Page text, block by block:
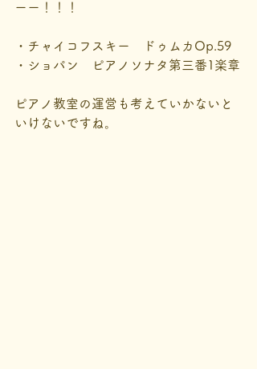
ーー！！！
・チャイコフスキー　ドゥムカOp.59
・ショパン　ピアノソナタ第三番1楽章
ピアノ教室の運営も考えていかないと
いけないですね。